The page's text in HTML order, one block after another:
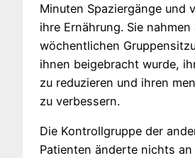
Minuten Spaziergänge und
ihre Ernährung. Sie nahmen
wöchentlichen
ihnen beigebracht wurde,
zu reduzieren und ihren
zu verbessern.
Die Kontrollgruppe der
Patienten änderte nichts an